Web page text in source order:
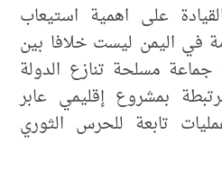
على اهمية استيعاب
في اليمن ليست خلافا بين
مسلحة تنازع الدولة
بمشروع إقليمي عابر
تابعة للحرس الثوري